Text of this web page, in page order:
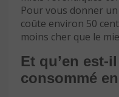
Pour vous donner
coûte environ 50
moins cher que le
Et qu’en est-
consommé